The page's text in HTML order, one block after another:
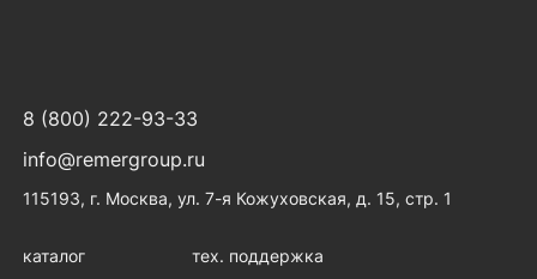
8 (800) 222-93-33
info@remergroup.ru
115193, г. Москва, ул. 7-я Кожуховская, д. 15, стр. 1
каталог
тех. поддержка